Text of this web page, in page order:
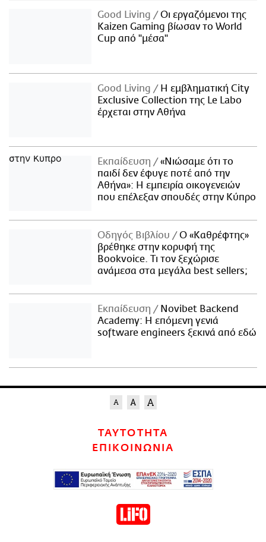
Good Living
Οι εργαζόμενοι της
Kaizen Gaming βίωσαν το World
Cup από "μέσα"
Good Living
Η εμβληματική City
Exclusive Collection της Le Labo
έρχεται στην Αθήνα
Εκπαίδευση
«Νιώσαμε ότι το
παιδί δεν έφυγε ποτέ από την
Αθήνα»: Η εμπειρία οικογενειών
που επέλεξαν σπουδές στην Κύπρο
Οδηγός Βιβλίου
Ο «Καθρέφτης»
βρέθηκε στην κορυφή της
Bookvoice. Τι τον ξεχώρισε
ανάμεσα στα μεγάλα best sellers;
Εκπαίδευση
Novibet Backend
Academy: Η επόμενη γενιά
software engineers ξεκινά από εδώ
ΤΑΥΤΟΤΗΤΑ
ΕΠΙΚΟΙΝΩΝΙΑ